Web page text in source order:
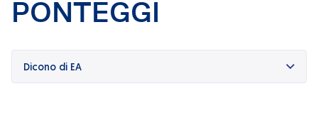
Academies
PONTEGGI
Dicono di EA